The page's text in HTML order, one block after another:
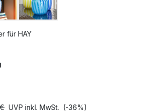
für HAY
UVP inkl. MwSt. (-36%)